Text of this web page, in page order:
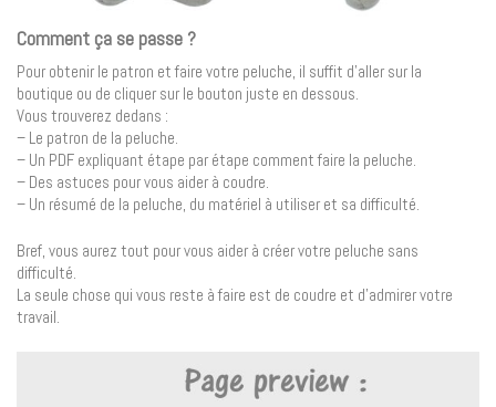
Comment ça se passe ?
Pour obtenir le patron et faire votre peluche, il suffit d’aller sur la
boutique ou de cliquer sur le bouton juste en dessous.
Vous trouverez dedans :
– Le patron de la peluche.
– Un PDF expliquant étape par étape comment faire la peluche.
– Des astuces pour vous aider à coudre.
– Un résumé de la peluche, du matériel à utiliser et sa difficulté.
Bref, vous aurez tout pour vous aider à créer votre peluche sans
difficulté.
La seule chose qui vous reste à faire est de coudre et d’admirer votre
travail.